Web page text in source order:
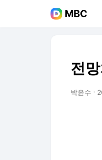
MBC
전
박윤수